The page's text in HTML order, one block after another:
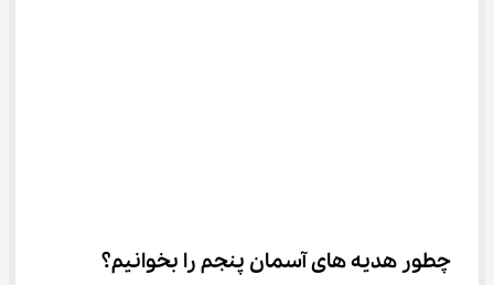
چطور هدیه ‌های آسمان پنجم را بخوانیم؟